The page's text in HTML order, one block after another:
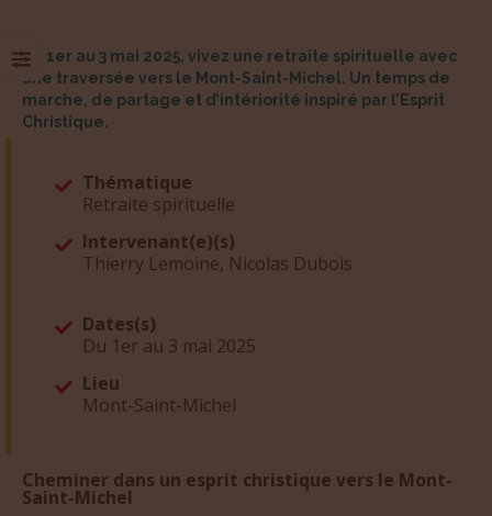
Du 1er au 3 mai 2025, vivez une retraite spirituelle avec
une traversée vers le Mont-Saint-Michel. Un temps de
marche, de partage et d’intériorité inspiré par l’Esprit
Christique.
Thématique
Retraite spirituelle
Intervenant(e)(s)
Thierry Lemoine, Nicolas Dubois
Dates(s)
Du 1er au 3 mai 2025
Lieu
Mont-Saint-Michel
Cheminer dans un esprit christique vers le Mont-
Saint-Michel